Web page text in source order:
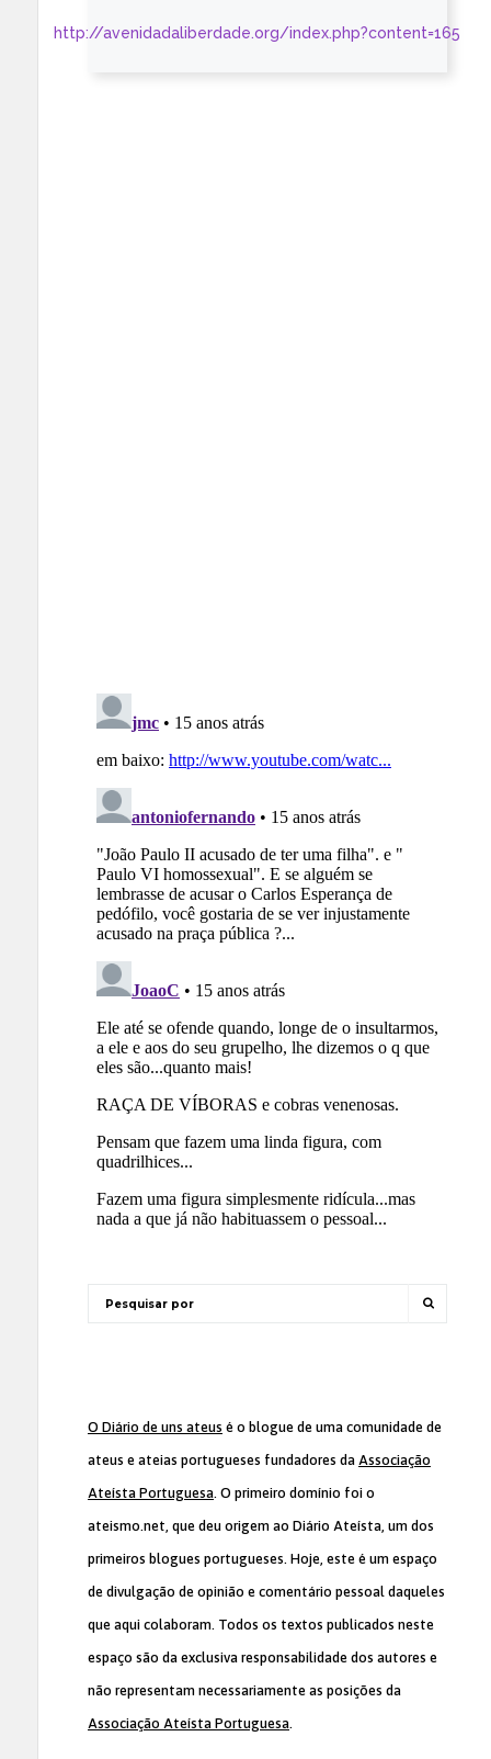
http://avenidadaliberdade.org/index.php?content=165
O Diário de uns ateus é o blogue de uma comunidade de
ateus e ateias portugueses fundadores da Associação
Ateísta Portuguesa. O primeiro domínio foi o
ateismo.net, que deu origem ao Diário Ateísta, um dos
primeiros blogues portugueses. Hoje, este é um espaço
de divulgação de opinião e comentário pessoal daqueles
que aqui colaboram. Todos os textos publicados neste
espaço são da exclusiva responsabilidade dos autores e
não representam necessariamente as posições da
Associação Ateísta Portuguesa.